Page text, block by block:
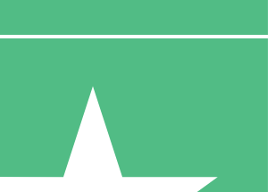
10 Descargas
20 00